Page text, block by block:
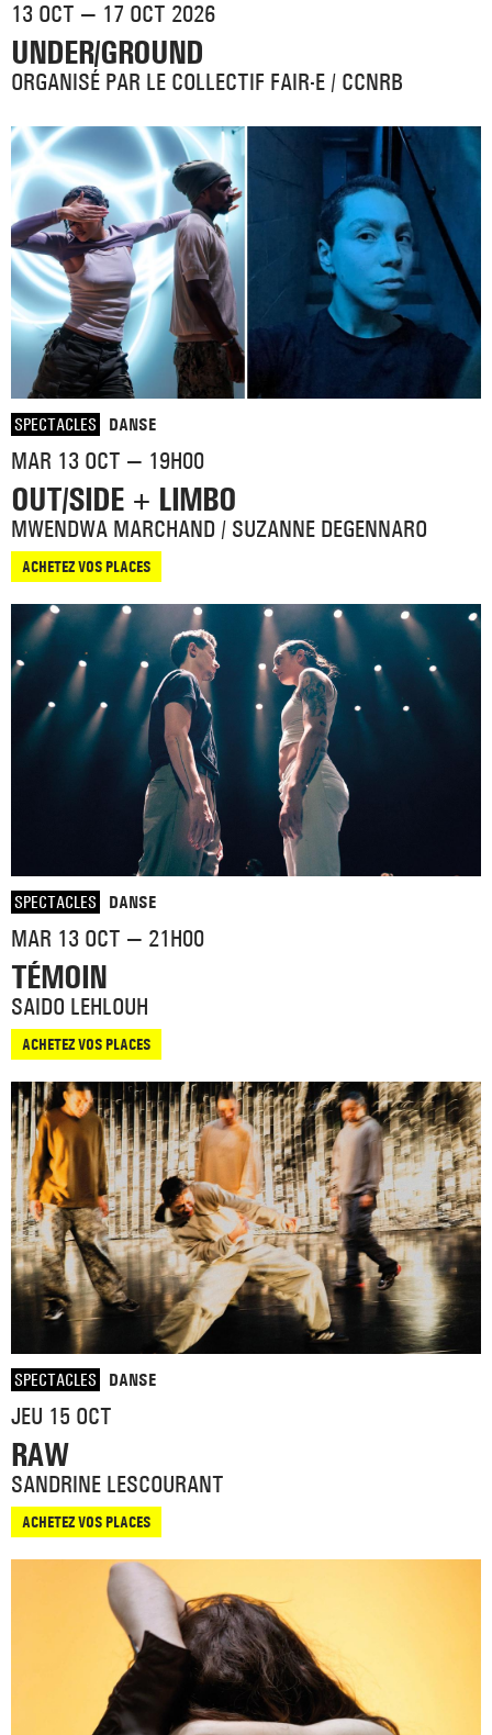
13 OCT — 17 OCT 2026
UNDER/GROUND
ORGANISÉ PAR LE COLLECTIF FAIR-E / CCNRB
SPECTACLES DANSE
MAR 13 OCT — 19H00
OUT/SIDE + LIMBO
MWENDWA MARCHAND / SUZANNE DEGENNARO
ACHETEZ VOS PLACES
SPECTACLES DANSE
MAR 13 OCT — 21H00
TÉMOIN
SAIDO LEHLOUH
ACHETEZ VOS PLACES
SPECTACLES DANSE
JEU 15 OCT
RAW
SANDRINE LESCOURANT
ACHETEZ VOS PLACES